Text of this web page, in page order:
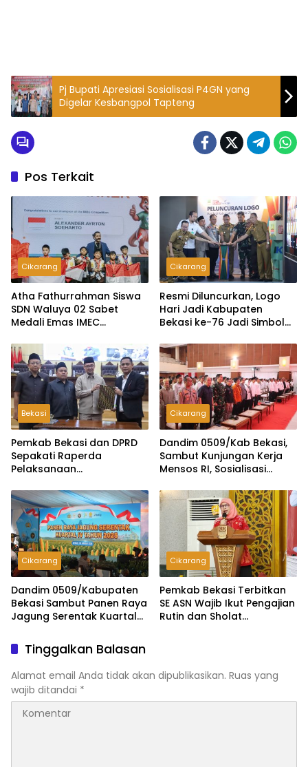
Pj Bupati Apresiasi Sosialisasi P4GN yang
Digelar Kesbangpol Tapteng
Pos Terkait
Cikarang
Atha Fathurrahman Siswa
SDN Waluya 02 Sabet
Medali Emas IMEC
Cikarang
Resmi Diluncurkan, Logo
Hari Jadi Kabupaten
Bekasi ke-76 Jadi Simbol
Hari Jadi Daerah
Bekasi
Pemkab Bekasi dan DPRD
Sepakati Raperda
Pelaksanaan
APBD 2025, Perkuat
Akuntabilitas Tata Kelola
Keuangan Daerah
Cikarang
Dandim 0509/Kab Bekasi,
Sambut Kunjungan Kerja
Mensos RI, Sosialisasi
Wibawamukti
Cikarang
Dandim 0509/Kabupaten
Bekasi Sambut Panen Raya
Jagung Serentak Kuartal
Cikarang
Pemkab Bekasi Terbitkan
SE ASN Wajib Ikut Pengajian
Rutin dan Sholat
Tinggalkan Balasan
Alamat email Anda tidak akan dipublikasikan. Ruas yang
wajib ditandai *